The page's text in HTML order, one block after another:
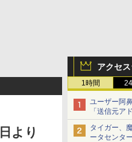
アクセ
1時間
ユーザー阿
「送信元ア
【やじうま
タイガー、
ータセンタ
より